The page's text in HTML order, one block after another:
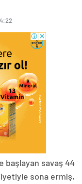
başlayan savaş 44
sona ermiş,